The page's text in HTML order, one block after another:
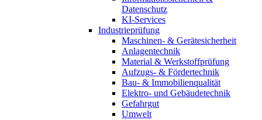
Datenschutz
KI-Services
Industrieprüfung
Maschinen- & Gerätesicherheit
Anlagentechnik
Material & Werkstoffprüfung
Aufzugs- & Fördertechnik
Bau- & Immobilienqualität
Elektro- und Gebäudetechnik
Gefahrgut
Umwelt